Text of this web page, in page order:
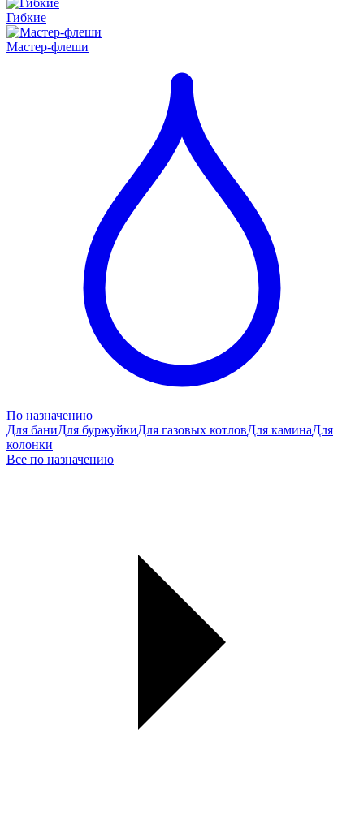
Гибкие
Мастер-флеши
По назначению
Для баниДля буржуйкиДля газовых котловДля каминаДля
колонки
Все по назначению